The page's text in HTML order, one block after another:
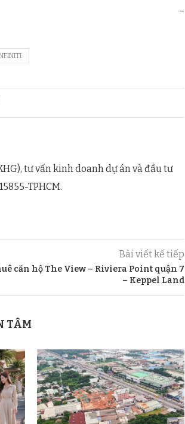
–
tư vấn kinh doanh dự án và đầu tư
TPHCM.
Bài viết kế tiếp
căn hộ The View – Riviera Point quận 7
– Keppel Land
TÂM